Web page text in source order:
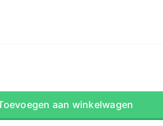
aan winkelwagen